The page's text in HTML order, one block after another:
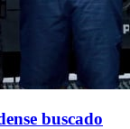
buscado